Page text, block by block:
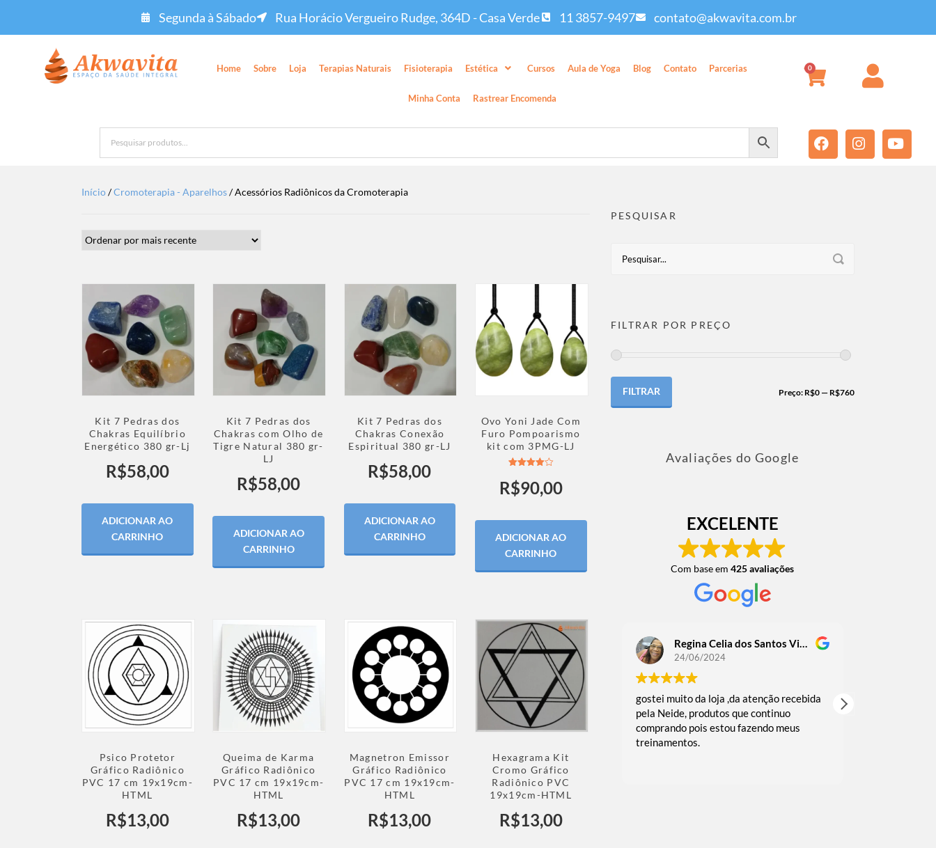
Segunda à Sábado Rua Horácio Vergueiro Rudge, 364D - Casa Verde 11 3857-9497 contato@akwavita.com.br
Home Sobre Loja Terapias Naturais Fisioterapia Estética Cursos Aula de Yoga Blog Contato Parcerias
Minha Conta Rastrear Encomenda
0
Início/Cromoterapia - Aparelhos/ Acessórios Radiônicos da Cromoterapia
Kit 7 Pedras dos
Chakras Equilíbrio
Energético 380 gr-Lj
R$58,00
ADICIONAR AO
CARRINHO
Kit 7 Pedras dos
Chakras com Olho de
Tigre Natural 380 gr-
LJ
R$58,00
ADICIONAR AO
CARRINHO
Kit 7 Pedras dos
Chakras Conexão
Espiritual 380 gr-LJ
R$58,00
ADICIONAR AO
CARRINHO
Ovo Yoni Jade Com
Furo Pompoarismo
kit com 3PMG-LJ
4.00
de 5
R$90,00
ADICIONAR AO
CARRINHO
Psico Protetor
Gráfico Radiônico
PVC 17 cm 19x19cm-
HTML
R$13,00
Queima de Karma
Gráfico Radiônico
PVC 17 cm 19x19cm-
HTML
R$13,00
Magnetron Emissor
Gráfico Radiônico
PVC 17 cm 19x19cm-
HTML
R$13,00
Hexagrama Kit
Cromo Gráfico
Radiônico PVC
19x19cm-HTML
R$13,00
PESQUISAR
FILTRAR POR PREÇO
FILTRAR Preço: R$0— R$760
Avaliações do Google
EXCELENTE
Com base em425 avaliações
Regina Celia dos Santos Victoriano Guedes
24/06/2024
gostei muito da loja ,da atenção recebida
pela Neide, produtos que continuo
comprando pois estou fazendo meus
treinamentos.